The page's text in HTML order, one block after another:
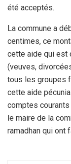
été acceptés.
La commune a
centimes, ce
cette aide qui est
(veuves,
tous les groupes
cette aide
comptes
le maire de la
ramadhan qui ont